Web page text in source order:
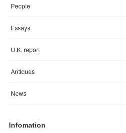
People
Essays
U.K. report
Antiques
News
Infomation